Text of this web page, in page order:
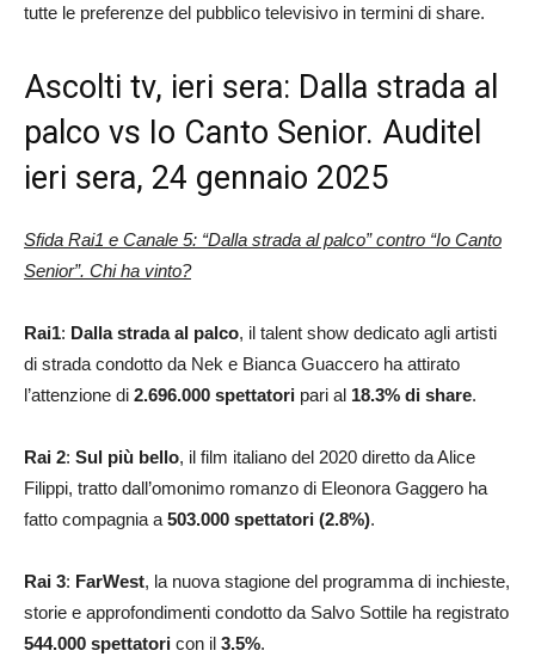
tutte le preferenze del pubblico televisivo in termini di share.
Ascolti tv, ieri sera: Dalla strada al
palco vs Io Canto Senior. Auditel
ieri sera, 24 gennaio 2025
Sfida Rai1 e Canale 5: “Dalla strada al palco” contro “Io Canto
Senior”. Chi ha vinto?
Rai1: Dalla strada al palco, il talent show dedicato agli artisti
di strada condotto da Nek e Bianca Guaccero ha attirato
l’attenzione di 2.696.000 spettatori pari al 18.3% di share.
Rai 2: Sul più bello, il film italiano del 2020 diretto da Alice
Filippi, tratto dall’omonimo romanzo di Eleonora Gaggero ha
fatto compagnia a 503.000 spettatori (2.8%).
Rai 3: FarWest, la nuova stagione del programma di inchieste,
storie e approfondimenti condotto da Salvo Sottile ha registrato
544.000 spettatori con il 3.5%.